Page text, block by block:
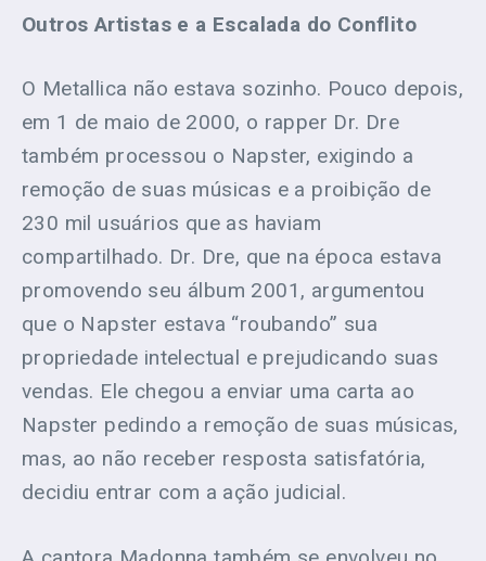
Outros Artistas e a Escalada do Conflito
O Metallica não estava sozinho. Pouco depois,
em 1 de maio de 2000, o rapper Dr. Dre
também processou o Napster, exigindo a
remoção de suas músicas e a proibição de
230 mil usuários que as haviam
compartilhado. Dr. Dre, que na época estava
promovendo seu álbum 2001, argumentou
que o Napster estava “roubando” sua
propriedade intelectual e prejudicando suas
vendas. Ele chegou a enviar uma carta ao
Napster pedindo a remoção de suas músicas,
mas, ao não receber resposta satisfatória,
decidiu entrar com a ação judicial.